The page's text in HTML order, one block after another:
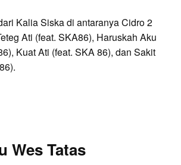
Kalia Siska di antaranya Cidro 2
Ati (feat. SKA86), Haruskah Aku
Kuat Ati (feat. SKA 86), dan Sakit
Wes Tatas